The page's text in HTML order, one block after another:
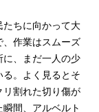
たちに向かって大
、作業はスムーズ
に、まだ一人の少
。よく見るとそ
リ割れた切り傷が
間、アルベルト